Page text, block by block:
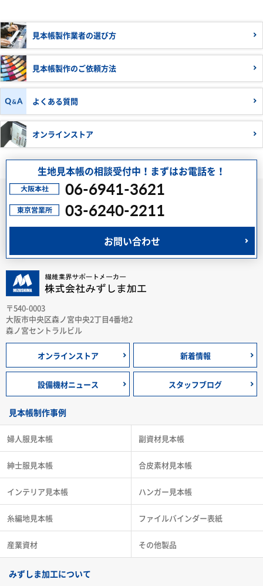
見本帳製作業者の選び方
見本帳製作のご依頼方法
よくある質問
オンラインストア
生地見本帳の相談受付中！まずはお電話を！
06-6941-3621
03-6240-2211
お問い合わせ
〒540-0003
大阪市中央区森ノ宮中央2丁目4番地2
森ノ宮セントラルビル
オンラインストア 新着情報
設備機材ニュース スタッフブログ
見本帳制作事例
婦人服見本帳
紳士服見本帳
インテリア見本帳
糸編地見本帳
産業資材
副資材見本帳
合皮素材見本帳
ハンガー見本帳
ファイルバインダー表紙
その他製品
みずしま加工について